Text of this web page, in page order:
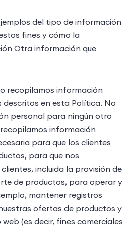
del tipo de información
fines y cómo la
Otra información que
recopilamos información
en esta Política. No
personal para ningún otro
información
para que los clientes
para que nos
incluida la provisión de
de productos, para operar y
mantener registros
ofertas de productos y
(es decir, fines comerciales